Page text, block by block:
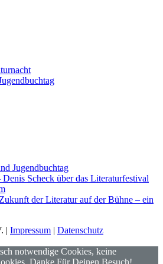
Jugendbuchtag
Scheck über das Literaturfestival
der Literatur auf der Bühne – ein
| Impressum | Datenschutz
notwendige Cookies, keine